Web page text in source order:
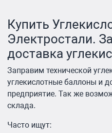
Купить
Электростали.
доставка
Заправим технической
углекислотные баллоны и
предприятие. Так же
склада.
Часто ищут: